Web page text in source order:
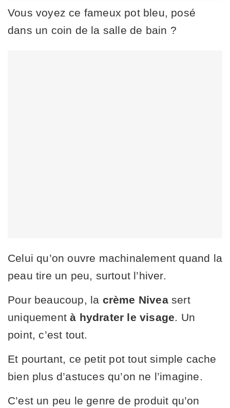
Vous voyez ce fameux pot bleu, posé
dans un coin de la salle de bain ?
Celui qu’on ouvre machinalement quand la
peau tire un peu, surtout l’hiver.
Pour beaucoup, la crème Nivea sert
uniquement à hydrater le visage . Un
point, c’est tout.
Et pourtant, ce petit pot tout simple cache
bien plus d’astuces qu’on ne l’imagine.
C’est un peu le genre de produit qu’on